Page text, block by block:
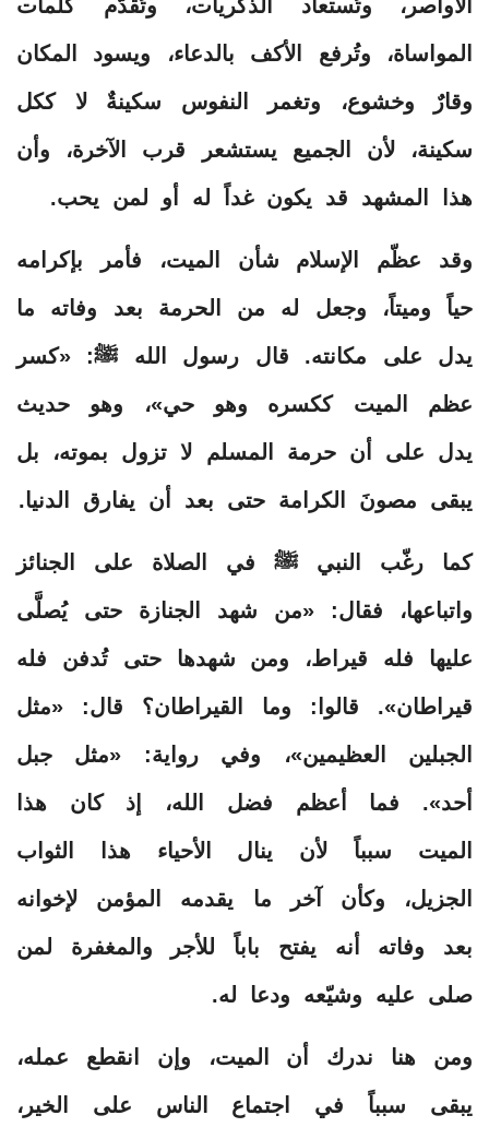
الأواصر، وتُستعاد الذكريات، وتُقدَّم كلمات
المواساة، وتُرفع الأكف بالدعاء، ويسود المكان
وقارٌ وخشوع، وتغمر النفوس سكينةٌ لا ككل
سكينة، لأن الجميع يستشعر قرب الآخرة، وأن
هذا المشهد قد يكون غداً له أو لمن يحب.
وقد عظّم الإسلام شأن الميت، فأمر بإكرامه
حياً وميتاً، وجعل له من الحرمة بعد وفاته ما
يدل على مكانته. قال رسول الله ﷺ: «كسر
عظم الميت ككسره وهو حي»، وهو حديث
يدل على أن حرمة المسلم لا تزول بموته، بل
يبقى مصونَ الكرامة حتى بعد أن يفارق الدنيا.
كما رغّب النبي ﷺ في الصلاة على الجنائز
واتباعها، فقال: «من شهد الجنازة حتى يُصلَّى
عليها فله قيراط، ومن شهدها حتى تُدفن فله
قيراطان». قالوا: وما القيراطان؟ قال: «مثل
الجبلين العظيمين»، وفي رواية: «مثل جبل
أحد». فما أعظم فضل الله، إذ كان هذا
الميت سبباً لأن ينال الأحياء هذا الثواب
الجزيل، وكأن آخر ما يقدمه المؤمن لإخوانه
بعد وفاته أنه يفتح باباً للأجر والمغفرة لمن
صلى عليه وشيّعه ودعا له.
ومن هنا ندرك أن الميت، وإن انقطع عمله،
يبقى سبباً في اجتماع الناس على الخير،